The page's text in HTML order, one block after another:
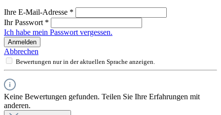
Ihre E-Mail-Adresse *
Ihr Passwort *
Ich habe mein Passwort vergessen.
Anmelden
Abbrechen
Bewertungen nur in der aktuellen Sprache anzeigen.
Keine Bewertungen gefunden. Teilen Sie Ihre Erfahrungen mit
anderen.